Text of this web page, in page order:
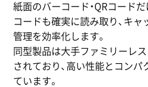
紙面のバーコード・QRコード
コードも確実に読み取り、キ
管理を効率化します。
同型製品は大手ファミリーレ
されており、高い性能とコン
ています。